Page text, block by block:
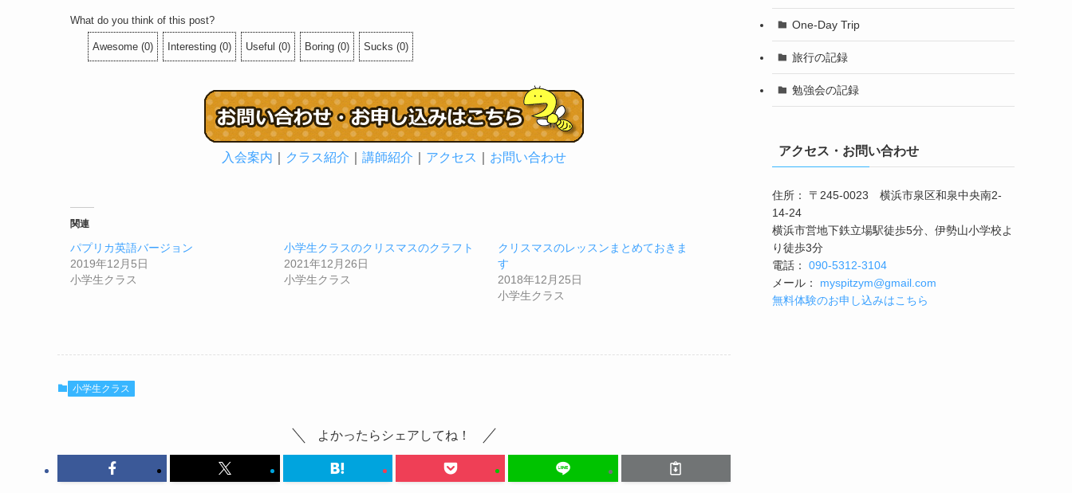
What do you think of this post?
Awesome (0) Interesting (0) Useful (0) Boring (0) Sucks (0)
入会案内 クラス紹介 講師紹介 アクセス お問い合わせ
関連
パプリカ英語バージョン
2019年12月5日
小学生クラス
小学生クラスのクリスマスのクラフト
2021年12月26日
小学生クラス
クリスマスのレッスンまとめておきま
す
2018年12月25日
小学生クラス
小学生クラス
よかったらシェアしてね！
One-Day Trip
旅行の記録
勉強会の記録
アクセス・お問い合わせ
住所： 〒245-0023 横浜市泉区和泉中央南2-
14-24
横浜市営地下鉄立場駅徒歩5分、伊勢山小学校よ
り徒歩3分
電話： 090-5312-3104
メール： myspitzym@gmail.com
無料体験のお申し込みはこちら